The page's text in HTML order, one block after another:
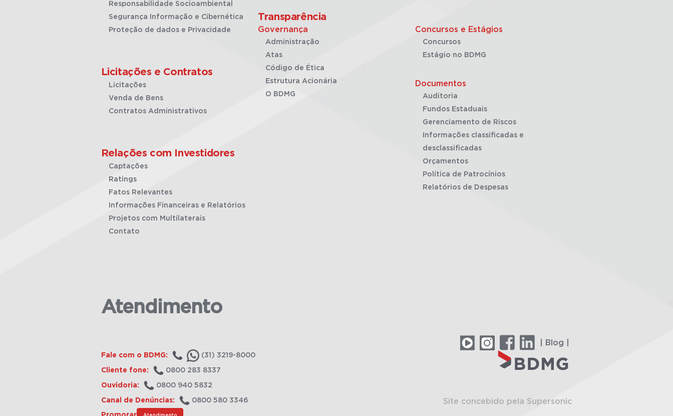
Responsabilidade Socioambiental
Segurança Informação e Cibernética
Proteção de dados e Privacidade
Licitações e Contratos
Licitações
Venda de Bens
Contratos Administrativos
Relações com Investidores
Captações
Ratings
Fatos Relevantes
Informações Financeiras e Relatórios
Projetos com Multilaterais
Contato
Transparência
Governança
Administração
Atas
Código de Ética
Estrutura Acionária
O BDMG
Concursos e Estágios
Concursos
Estágio no BDMG
Documentos
Auditoria
Fundos Estaduais
Gerenciamento de Riscos
Informações classificadas e
desclassificadas
Orçamentos
Política de Patrocínios
Relatórios de Despesas
Atendimento
Fale com o BDMG: (31) 3219-8000
Cliente fone: 0800 283 8337
Ouvidoria: 0800 940 5832
Canal de Denúncias: 0800 580 3346
Atendimento
| Blog |
Site concebido pela Supersonic